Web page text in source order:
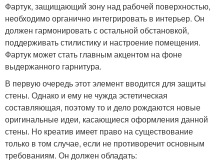
Фартук, защищающий зону над рабочей поверхностью,
необходимо органично интегрировать в интерьер. Он
должен гармонировать с остальной обстановкой,
поддерживать стилистику и настроение помещения.
Фартук может стать главным акцентом на фоне
выдержанного гарнитура.
В первую очередь этот элемент вводится для защиты
стены. Однако и ему не чужда эстетическая
составляющая, поэтому то и дело рождаются новые
оригинальные идеи, касающиеся оформления данной
стены. Но креатив имеет право на существование
только в том случае, если не противоречит основным
требованиям. Он должен обладать: